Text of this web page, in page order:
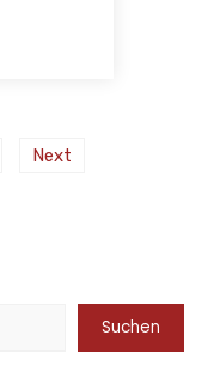
Next
Suchen